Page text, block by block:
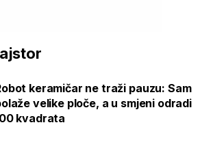
keramičar ne traži pauzu: Sam
velike ploče, a u smjeni odradi
kvadrata